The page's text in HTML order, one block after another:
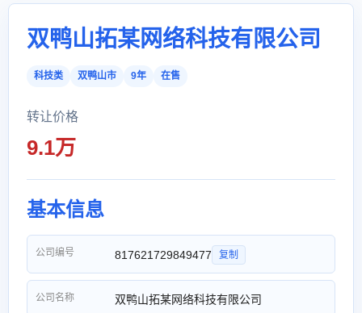
双鸭山拓某网络科技有限公司
科技类 双鸭山市 9年 在售
转让价格
9.1万
基本信息
公司编号 817621729849477 复制
公司名称 双鸭山拓某网络科技有限公司